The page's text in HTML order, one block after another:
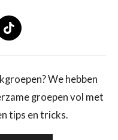
T
i
k
o
We hebben
groepen vol met
tips en tricks.